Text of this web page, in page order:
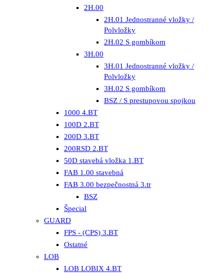
2H.00
2H.01 Jednostranné vložky /
Polvložky
2H.02 S gombíkom
3H.00
3H.01 Jednostranné vložky /
Polvložky
3H.02 S gombíkom
BSZ / S prestupovou spojkou
1000 4.BT
100D 2.BT
200D 3.BT
200RSD 2.BT
50D stavebá vložka 1.BT
FAB 1.00 stavebná
FAB 3.00 bezpečnostná 3.tr
BSZ
Špecial
GUARD
FPS - (CPS) 3.BT
Ostatné
LOB
LOB LOBIX 4.BT